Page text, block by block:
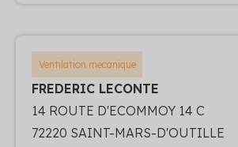
Ventilation mecanique
FREDERIC LECONTE
14 ROUTE D'ECOMMOY 14 C
72220 SAINT-MARS-D'OUTILLE